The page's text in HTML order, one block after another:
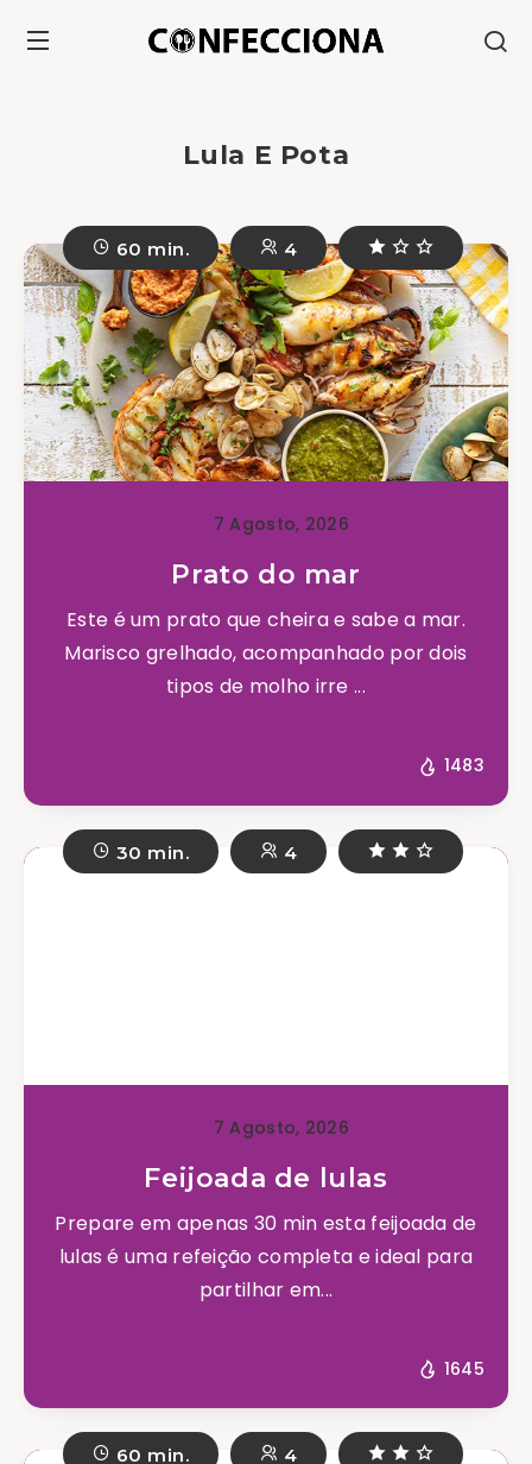
Lula E Pota
60 min. 4
7 Agosto, 2026
Prato do mar
Este é um prato que cheira e sabe a mar.
Marisco grelhado, acompanhado por dois
tipos de molho irre ...
1483
30 min. 4
7 Agosto, 2026
Feijoada de lulas
Prepare em apenas 30 min esta feijoada de
lulas é uma refeição completa e ideal para
partilhar em...
1645
60 min. 4